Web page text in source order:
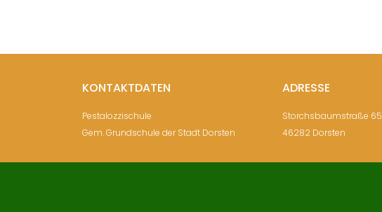
KONTAKTDATEN
Pestalozzischule
Gem. Grundschule der Stadt Dorsten
ADRESSE
Storchsbaumstraße 65
46282 Dorsten